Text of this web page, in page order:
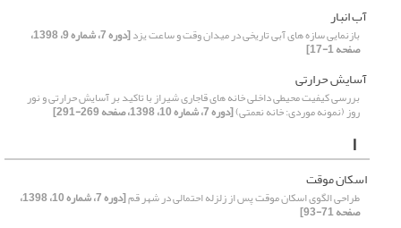
آب­ انبار
بازنمایی سازه های آبی تاریخی در میدان وقت و ساعت یزد [دوره 7، شماره 9، 1398،
صفحه 1-17]
آسایش حرارتی
بررسی کیفیت محیطی داخلی خانه های قاجاری شیراز با تاکید بر آسایش حرارتی و نور
روز (نمونه موردی: خانه نعمتی)[دوره 7، شماره 10، 1398، صفحه 269-291]
ا
اسکان موقت
طراحی الگوی اسکان موقت پس از زلزله احتمالی در شهر قم [دوره 7، شماره 10، 1398،
صفحه 71-93]